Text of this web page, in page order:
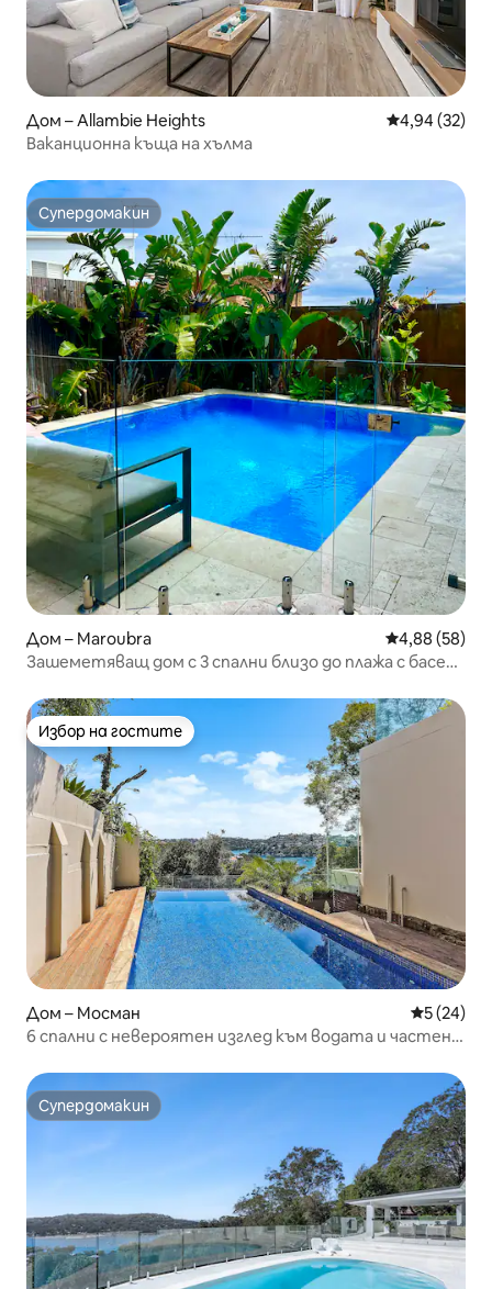
Дом – Allambie Heights Средна
4,94 (32)
Ваканционна къща на хълма
Супердомакин
Супердомакин
Дом – Maroubra Средна
4,88 (58)
Зашеметяващ дом с 3 спални близо до плажа с басейн
Избор на гостите
Избор на гостите
Дом – Мосман Средна
5 (24)
6 спални с невероятен изглед към водата и частен
Супердомакин
Супердомакин